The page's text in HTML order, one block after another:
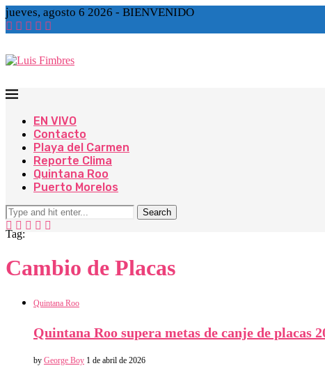
jueves, agosto 6 2026 - BIENVENIDO
EN VIVO
Contacto
Playa del Carmen
Reporte Clima
Quintana Roo
Puerto Morelos
Search
Tag:
Cambio de Placas
Quintana Roo
Quintana Roo supera metas de canje de
by George Boy 1 de abril de 2026